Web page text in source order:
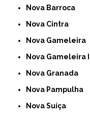
Nova Barroca
Nova Cintra
Nova Gameleira
Nova Gameleira II
Nova Granada
Nova Pampulha
Nova Suíça